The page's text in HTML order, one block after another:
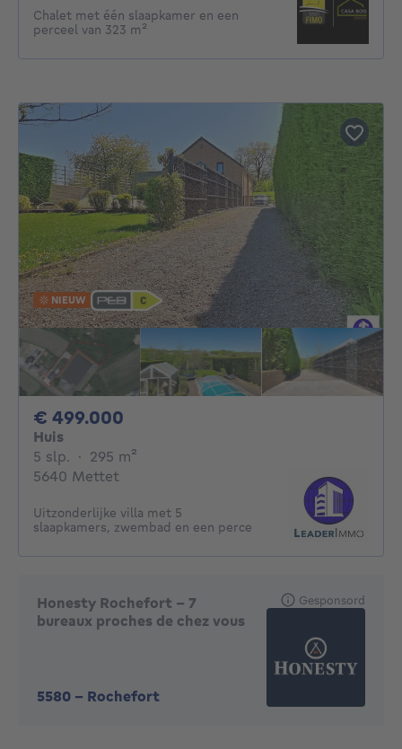
Chalet met één slaapkamer en een
perceel van 323 m²
NIEUW
€ 499.000
Huis
5 slp. 5 slaapkamers
· 295 m²
5640 Mettet
Uitzonderlijke villa met 5
slaapkamers, zwembad en een perce
Honesty Rochefort - 7
bureaux proches de chez vous
5580 - Rochefort
Gesponsord